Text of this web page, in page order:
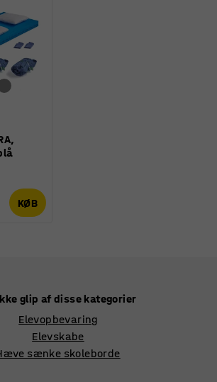
KØB
glip af disse kategorier
Elevopbevaring
Elevskabe
sænke skoleborde